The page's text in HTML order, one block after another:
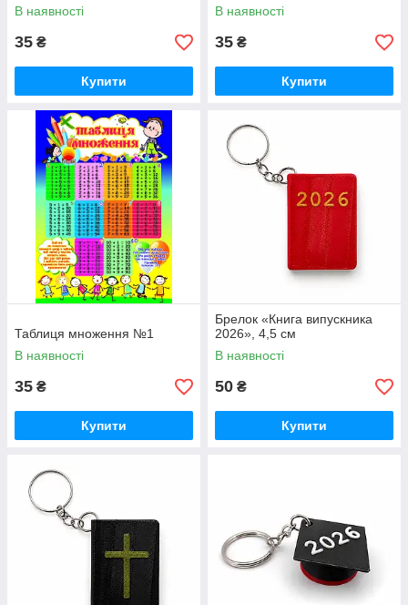
В наявності
35 ₴
Купити
В наявності
35 ₴
Купити
Таблиця множення №1
В наявності
35 ₴
Купити
Брелок «Книга випускника
2026», 4,5 см
В наявності
50 ₴
Купити